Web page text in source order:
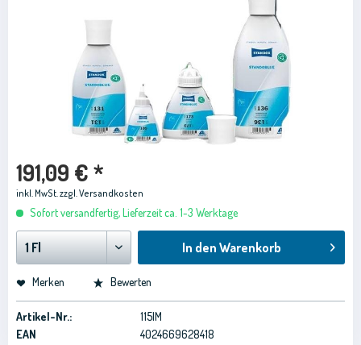
191,09 € *
inkl. MwSt.zzgl. Versandkosten
Sofort versandfertig, Lieferzeit ca. 1-3 Werktage
In den Warenkorb
Merken Bewerten
Artikel-Nr.:
115IM
EAN
4024669628418